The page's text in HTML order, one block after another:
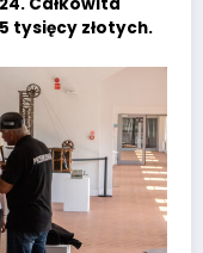
tysięcy złotych.